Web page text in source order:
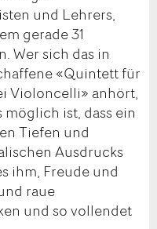
und Lehrers,
gerade 31
Wer sich das in
«Quintett für
Violoncelli» anhört,
ist, dass ein
Tiefen und
Ausdrucks
ihm, Freude und
raue
und so vollendet